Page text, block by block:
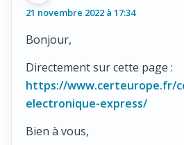
21 novembre 2022 à 17:34
Bonjour,
Directement sur cette page :
https://www.certeurope.fr/
electronique-express/
Bien à vous,